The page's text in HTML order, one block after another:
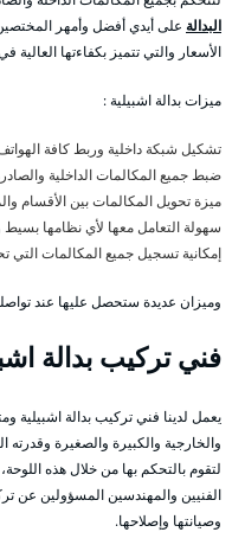
البدالة على أيدي أفضل وأمهر
الأسعار والتي تتميز بكفاءتها العالية
ميزات بدالة اشبيلية :
تشكيل شبكة داخلية وربط كافة
ضبط جميع المكالمات الداخلية
ميزة تحويل المكالمات بين الأقسام
سهولة التعامل معها لأي نظامها بسيط
إمكانية تسجيل جميع المكالمات
وميزان عديدة ستحصل عليها عند
فني تركيب بدالة
يعمل لدينا فني تركيب بدالة اشبيلية
والخارجية والكبيرة والصغيرة
لتقوم بالتحكم بها من خلال هذه
الفنيين والمهندسين المسؤولين عن
وصيانتها وإصلاحها.